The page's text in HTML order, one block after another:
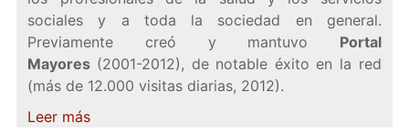
sociales y a toda la sociedad en general.
Previamente creó y mantuvo Portal
Mayores (2001-2012), de notable éxito en la red
(más de 12.000 visitas diarias, 2012).
Leer más